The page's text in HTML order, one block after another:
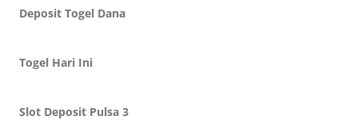
Deposit Togel Dana
Togel Hari Ini
Slot Deposit Pulsa 3